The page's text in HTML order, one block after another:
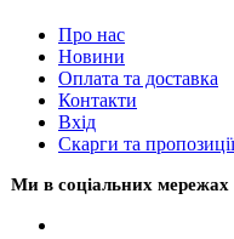
Про нас
Новини
Оплата та доставка
Контакти
Вхiд
Скарги та пропозиції
Ми в соціальних мережах